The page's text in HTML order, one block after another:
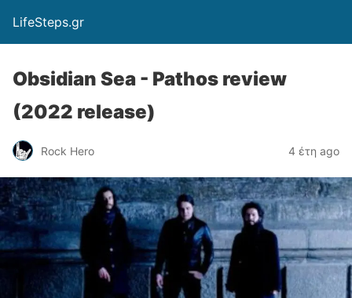
LifeSteps.gr
Obsidian Sea - Pathos review
(2022 release)
Rock Hero 4 έτη ago